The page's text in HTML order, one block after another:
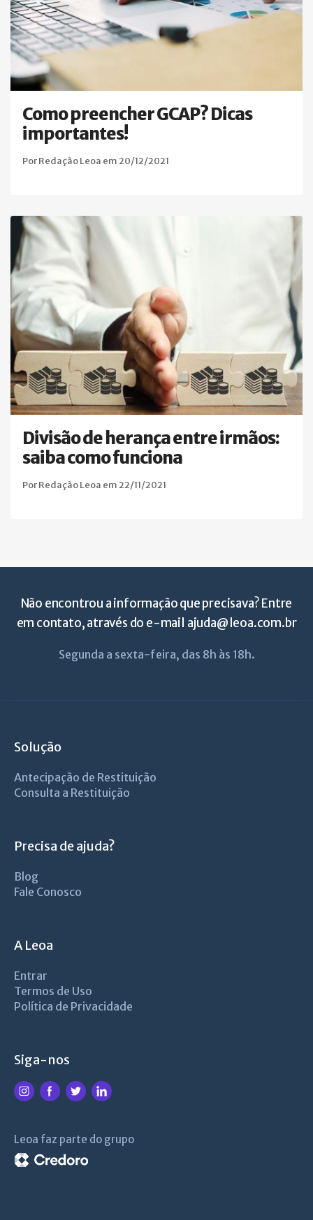
Como preencher GCAP? Dicas
importantes!
Por Redação Leoa em 20/12/2021
Divisão de herança entre irmãos:
saiba como funciona
Por Redação Leoa em 22/11/2021
Não encontrou a informação que precisava? Entre
em contato, através do e-mail ajuda@leoa.com.br
Segunda a sexta-feira, das 8h às 18h.
Solução
Antecipação de Restituição
Consulta a Restituição
Precisa de ajuda?
Blog
Fale Conosco
A Leoa
Entrar
Termos de Uso
Política de Privacidade
Siga-nos
Leoa faz parte do grupo